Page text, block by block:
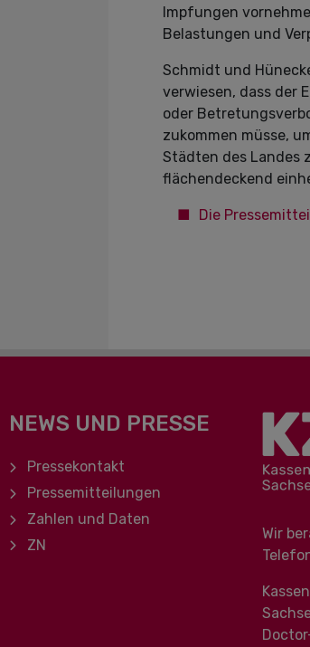
Impfungen
Belastungen und
Schmidt und
verwiesen, dass der
oder
zukommen müsse,
Städten des Landes
flächendeckend
Die
NEWS UND PRESSE
Navigation überspringen
Pressekontakt
Pressemitteilungen
Zahlen und Daten
ZN
Wir